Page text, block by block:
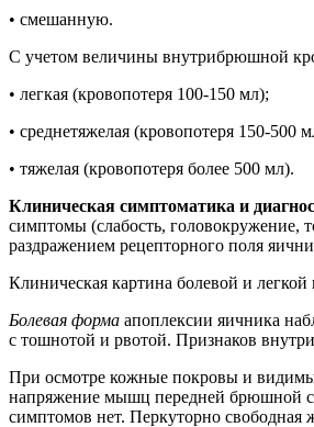
• смешанную.
С учетом величины внутрибрюшной
• легкая (кровопотеря 100-150 мл);
• среднетяжелая (кровопотеря 150-500
• тяжелая (кровопотеря более 500 мл).
Клиническая симптоматика и
симптомы (слабость, головокружение,
раздражением рецепторного поля
Клиническая картина болевой и
Болевая форма апоплексии яичника
с тошнотой и рвотой. Признаков
При осмотре кожные покровы и
напряжение мышц передней брюшной
симптомов нет. Перкуторно свободная